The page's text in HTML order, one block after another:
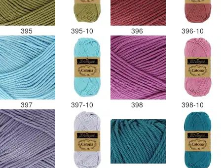
395 395-10 396 396-10
397 397-10 398 398-10